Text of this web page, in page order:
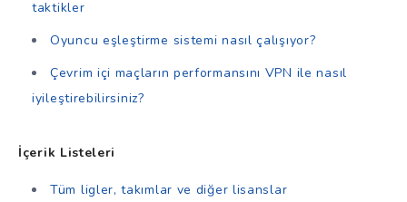
taktikler
Oyuncu eşleştirme sistemi nasıl çalışıyor?
Çevrim içi maçların performansını VPN ile nasıl
iyileştirebilirsiniz?
İçerik Listeleri
Tüm ligler, takımlar ve diğer lisanslar